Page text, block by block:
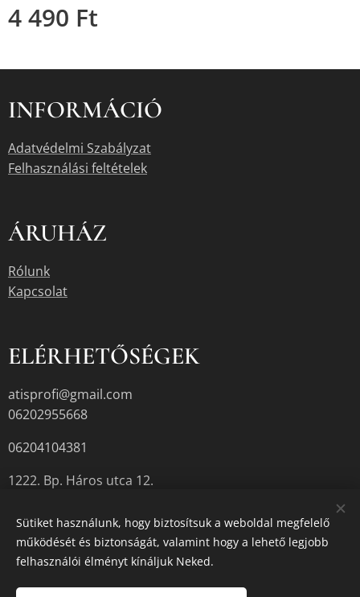
4 490 Ft
INFORMÁCIÓ
Adatvédelmi Szabályzat
Felhasználási feltételek
ÁRUHÁZ
Rólunk
Kapcsolat
ELÉRHETŐSÉGEK
atisprofi@gmail.com
06202955668
06204104381
1222. Bp. Háros utca 12.
A termékek aktuális készletéről érdeklődjön az üzletben, vagy a
megadott elérhetőségek egyikén.
Sütiket használunk, hogy biztosítsuk a weboldal megfelelő
működését és biztonságát, valamint hogy a lehető legjobb
felhasználói élményt kínáljuk Neked.